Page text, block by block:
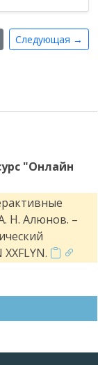
Следующая →
"Онлайн
Н. Алюнов. –